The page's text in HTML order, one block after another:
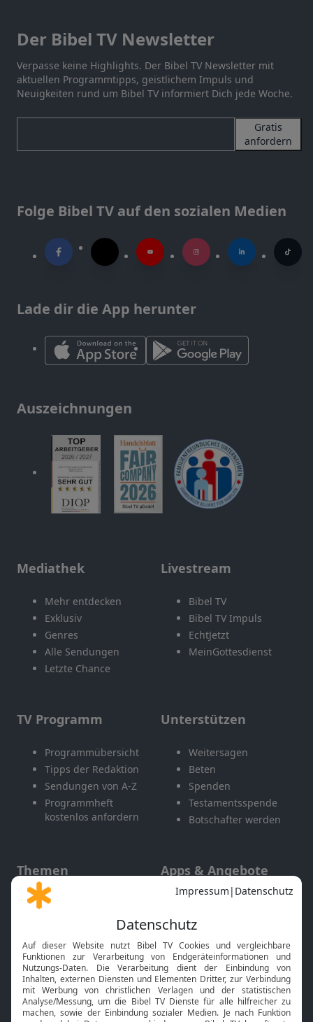
Der Bibel TV Newsletter
Verpasse keine Highlights. Der Bibel TV Newsletter mit
aktuellen Programmtipps, geistlichem Impuls und
Neuigkeiten rund um Bibel TV informiert Dich jede Woche.
Gratis
anfordern
Folge Bibel TV auf den sozialen Medien
Lade dir die App herunter
Auszeichnungen
Mediathek
Mehr entdecken
Exklusiv
Genres
Alle Sendungen
Letzte Chance
Livestream
Bibel TV
Bibel TV Impuls
EchtJetzt
MeinGottesdienst
TV Programm
Programmübersicht
Tipps der Redaktion
Sendungen von A-Z
Programmheft
kostenlos anfordern
Unterstützen
Weitersagen
Beten
Spenden
Testamentsspende
Botschafter werden
Themen
Gott und Bibel erklärt
Neuigkeiten
Apps & Angebote
Mobile App
Smart TV
HbbTV
Bibelthek Online-Bibel
Nächster Gottesdienst